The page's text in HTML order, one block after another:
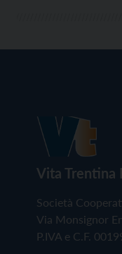
Vita Trentina
Società
Via Monsignor
P.IVA e C.F.